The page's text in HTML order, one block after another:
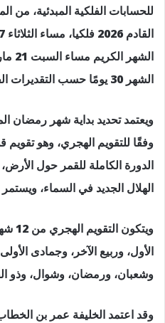
للحسابات الفلكية المبدئية، من
الشهر 30 يومًا حسب التقديرات الفلكية الأولية.
وفقًا للتقويم الهجري، وهو
الدورة الكاملة للقمر حول
الهلال الجديد في السماء، ويستمر ما بين 29
الأول، وربيع الآخر، وجمادى
وشعبان، ورمضان، وشوال، وذو
وقد اعتمد الخليفة عمر بن